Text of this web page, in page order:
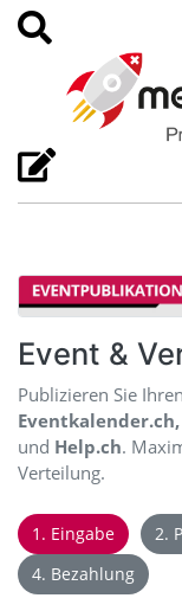
Event &
Publizieren Sie
und Help.ch.
Verteilung.
1. Eingabe 2.
4. Bezahlung